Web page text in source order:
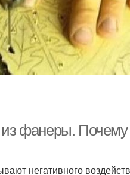
фанеры. Почему
негативного